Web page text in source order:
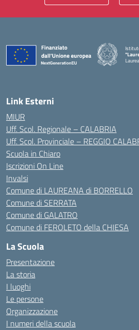
Link Esterni
MIUR
Uff. Scol. Regionale – CALABRIA
Uff. Scol. Provinciale – REGGIO
Scuola in Chiaro
Iscrizioni On Line
Invalsi
Comune di LAUREANA di BORRELLO
Comune di SERRATA
Comune di GALATRO
Comune di FEROLETO della CHIESA
La Scuola
Presentazione
La storia
I luoghi
Le persone
Organizzazione
I numeri della scuola